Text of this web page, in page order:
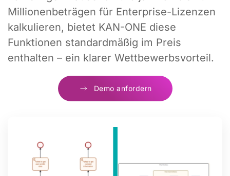
Millionenbeträgen für Enterprise-Lizenzen
kalkulieren, bietet KAN-ONE diese
Funktionen standardmäßig im Preis
enthalten – ein klarer Wettbewerbsvorteil.
Demo anfordern